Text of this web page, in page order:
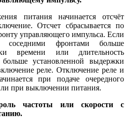
питания начинается отсчёт
Отсчет сбрасывается по
управляющего импульса. Если
фронтами больше
времени или длительность
установленной выдержки
реле. Отключение реле и
при подаче очередного
при выключении питания.
частоты или скорости с